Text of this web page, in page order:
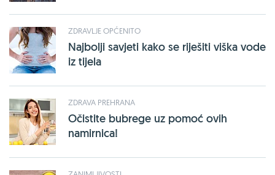
ZDRAVLJE OPĆENITO
Najbolji savjeti kako se riješiti viška vode
iz tijela
ZDRAVA PREHRANA
Očistite bubrege uz pomoć ovih
namirnica!